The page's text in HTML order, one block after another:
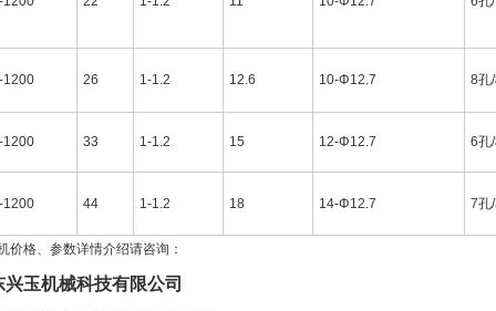
1200 26 1-1.2 12.6 10-Φ12.7 8孔
1200 33 1-1.2 15 12-Φ12.7 6孔
1200 44 1-1.2 18 14-Φ12.7 7孔
价格、参数详情介绍请咨询：
兴玉机械科技有限公司